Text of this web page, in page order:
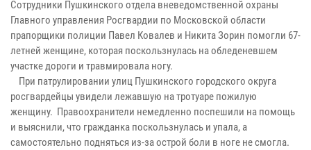
Сотрудники Пушкинского отдела вневедомственной охраны
Главного управления Росгвардии по Московской области
прапорщики полиции Павел Ковалев и Никита Зорин помогли 67-
летней женщине, которая поскользнулась на обледеневшем
участке дороги и травмировала ногу.
При патрулировании улиц Пушкинского городского округа
росгвардейцы увидели лежавшую на тротуаре пожилую
женщину. Правоохранители немедленно поспешили на помощь
и выяснили, что гражданка поскользнулась и упала, а
самостоятельно подняться из-за острой боли в ноге не смогла.